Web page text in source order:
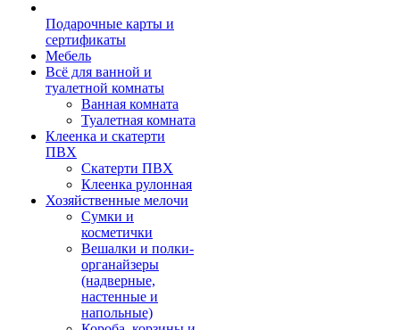
Подарочные карты и
сертификаты
Мебель
Всё для ванной и
туалетной комнаты
Ванная комната
Туалетная комната
Клеенка и скатерти
ПВХ
Скатерти ПВХ
Клеенка рулонная
Хозяйственные мелочи
Сумки и
косметички
Вешалки и полки-
органайзеры
(надверные,
настенные и
напольные)